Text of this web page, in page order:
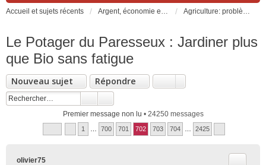
Accueil et sujets récents Argent, économie et finance. Alimentation et agriculture. Développement durable, pollution de l'air et catastrophes. Gestion des déchets. Agriculture: problèmes et pollutions, nouvelles techniques et solutions
Le Potager du Paresseux : Jardiner plus
que Bio sans fatigue
Nouveau sujet Répondre
Premier message non lu • 24250 messages
1 700 701 702 703 704 2425
olivier75